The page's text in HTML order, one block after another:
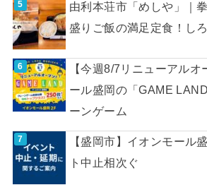
由利本荘市「めしや」｜
盛りご飯の満足定食！し
【今週8/7リニューアル
ール盛岡の「GAME
ーンゲーム
【盛岡市】イオンモール
ト中止相次ぐ